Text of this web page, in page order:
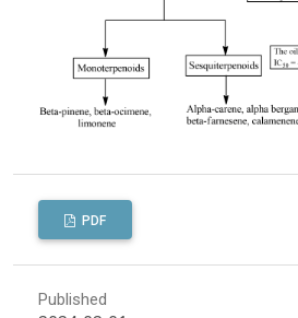
PDF
Published